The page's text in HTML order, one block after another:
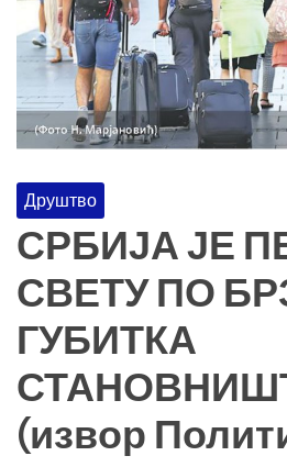
Друштво
СРБИЈА ЈЕ
СВЕТУ ПО
ГУБИТКА
(извор